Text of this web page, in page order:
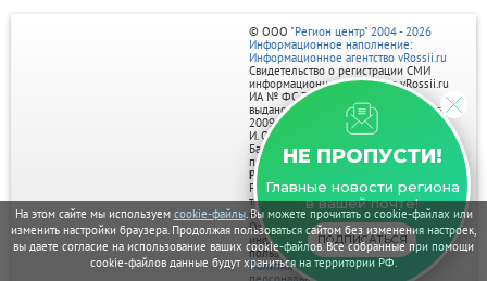
На этом сайте мы используем cookie-файлы. Вы можете прочитать о cookie-файлах или
изменить настройки браузера. Продолжая пользоваться сайтом без изменения настроек,
вы даете согласие на использование ваших cookie-файлов. Все собранные при помощи
cookie-файлов данные будут храниться на территории РФ.
НЕ ПРОПУСТИ!
Главные новости региона
в вашей почте!
ПОДПИСАТЬСЯ
© ООО "Регион центр" 2004 - 2026
Информационное наполнение:
Информационное агентство vRossii.ru
Свидетельство о регистрации СМИ
информационного агентства vRossii.ru
ИА № ФС 77‑35502
выдано РОСКОМНАДЗОРом 04 марта
2009г.
И. О. Главного редактора Нарыков А. Н.
Баннеры на портале размещаются на
правах рекламы.
Реклама на портале:
Рекламное агентство "Умный маркетинг"
тел. 7-910-267-70-40,
email: umnyy.marketing@yandex.ru
Отдельные публикации могут содержать
информацию, не предназначенную для
пользователей до 18 лет.
Политика в отношении обработки